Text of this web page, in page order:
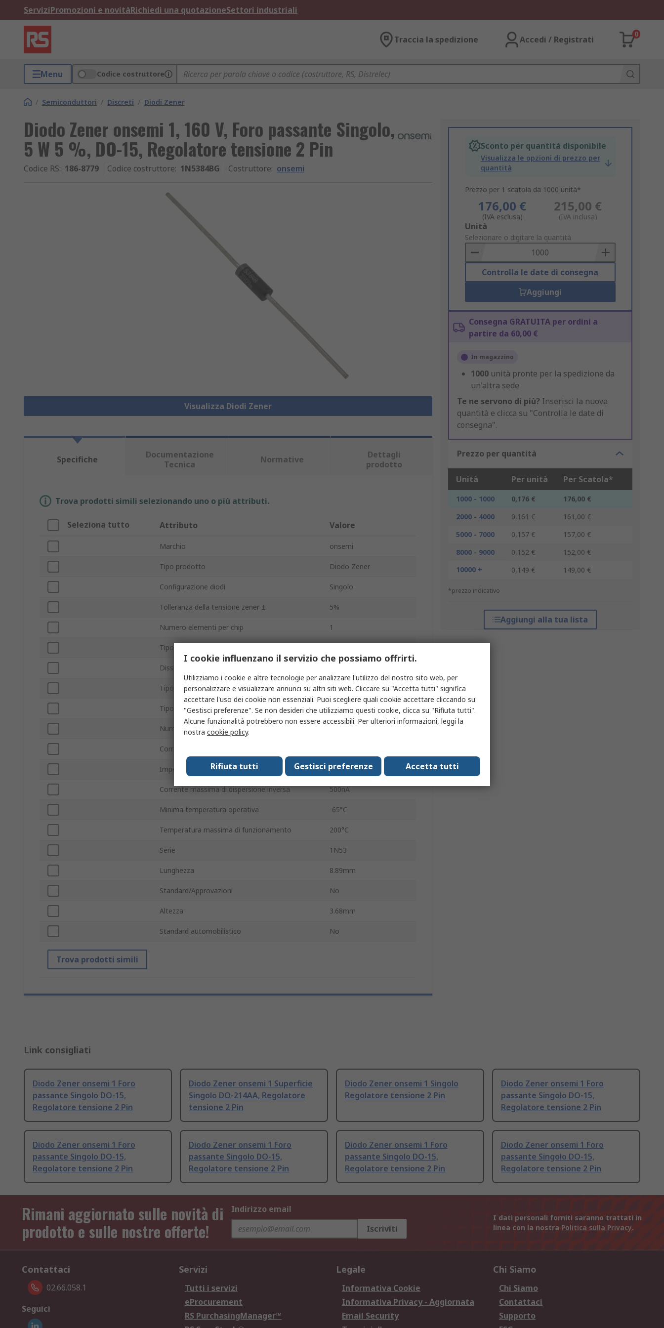
ServiziPromozioni e novitàRichiedi una quotazioneSettori industriali
Traccia la spedizione Accedi / Registrati
0
Menu Codice costruttore
/ Semiconduttori / Discreti / Diodi Zener
Diodo Zener onsemi 1, 160 V, Foro passante Singolo,
5 W 5 %, DO-15, Regolatore tensione 2 Pin
Codice RS: 186-8779 Codice costruttore: 1N5384BG Costruttore: onsemi
Visualizza Diodi Zener
Sconto per quantità disponibile
Visualizza le opzioni di prezzo per
quantità
Prezzo per 1 scatola da 1000 unità*
176,00 €
(IVA esclusa)
215,00 €
(IVA inclusa)
Add
to
Basket
Unità
Selezionare o digitare la quantità
Controlla le date di consegna
Aggiungi
Consegna GRATUITA per ordini a
partire da 60,00 €
In magazzino
1000 unità pronte per la spedizione da
un'altra sede
Te ne servono di più? Inserisci la nuova
quantità e clicca su "Controlla le date di
consegna".
Prezzo per quantità
Unità Per unità Per Scatola*
1000 - 1000 0,176 €
176,00 €
2000 - 4000
0,161 €
161,00 €
5000 - 7000
0,157 €
157,00 €
8000 - 9000
0,152 €
152,00 €
10000 +
0,149 € 149,00 €
*prezzo indicativo
Aggiungi alla tua lista
Specifiche
Documentazione
Tecnica
Normative
Dettagli
prodotto
Trova prodotti simili selezionando uno o più attributi.
Seleziona tutto Attributo Valore
Marchio onsemi
Tipo prodotto Diodo Zener
Configurazione diodi Singolo
Tolleranza della tensione zener ± 5%
Numero elementi per chip 1
Tipo montaggio
Dissipazione di potenza massima Pd
Tipo di package DO-15
Tipo di zener Regolatore tensione
Numero pin
Corrente di test It
Impedenza massima zener 350Ω
Corrente massima di dispersione inversa 500nA
Minima temperatura operativa -65°C
Temperatura massima di funzionamento 200°C
Serie 1N53
Lunghezza 8.89mm
Standard/Approvazioni No
Altezza 3.68mm
Standard automobilistico No
Trova prodotti simili
Link consigliati
Diodo Zener onsemi 1 Foro
passante Singolo DO-15,
Regolatore tensione 2 Pin
Diodo Zener onsemi 1 Superficie
Singolo DO-214AA, Regolatore
tensione 2 Pin
Diodo Zener onsemi 1 Singolo
Regolatore tensione 2 Pin
Diodo Zener onsemi 1 Foro
passante Singolo DO-15,
Regolatore tensione 2 Pin
Diodo Zener onsemi 1 Foro
passante Singolo DO-15,
Regolatore tensione 2 Pin
Diodo Zener onsemi 1 Foro
passante Singolo DO-15,
Regolatore tensione 2 Pin
Diodo Zener onsemi 1 Foro
passante Singolo DO-15,
Regolatore tensione 2 Pin
Diodo Zener onsemi 1 Foro
passante Singolo DO-15,
Regolatore tensione 2 Pin
Rimani aggiornato sulle novità di
prodotto e sulle nostre offerte!
Indirizzo email
Iscriviti
I dati personali forniti saranno trattati in
linea con la nostra Politica sulla Privacy.
Contattaci
02.66.058.1
Seguici
Servizi
Tutti i servizi
eProcurement
RS PurchasingManager™
Legale
Informativa Cookie
Informativa Privacy - Aggiornata
Email Security
Chi Siamo
Chi Siamo
Contattaci
Supporto
I cookie influenzano il servizio che possiamo offrirti.
Utilizziamo i cookie e altre tecnologie per analizzare l'utilizzo del nostro sito web, per
personalizzare e visualizzare annunci su altri siti web. Cliccare su "Accetta tutti" significa
accettare l'uso dei cookie non essenziali. Puoi scegliere quali cookie accettare cliccando su
"Gestisci preferenze". Se non desideri che utilizziamo questi cookie, clicca su "Rifiuta tutti".
Alcune funzionalità potrebbero non essere accessibili. Per ulteriori informazioni, leggi la
nostra cookie policy.
Accetta tutti
Gestisci preferenze
Rifiuta tutti